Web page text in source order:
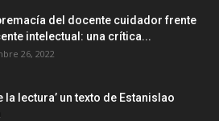
del docente cuidador frente
intelectual: una crítica...
26, 2022
la lectura’ un texto de Estanislao